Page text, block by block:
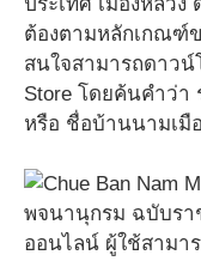
ต้องตามหลักเกณฑ์
สนใจสามารถดาวน์
Store โดยค้นคำว่
หรือ ชื่อบ้านนามเมื
พจนานุกรม ฉบับร
ออนไลน์ ผู้ใช้สามา